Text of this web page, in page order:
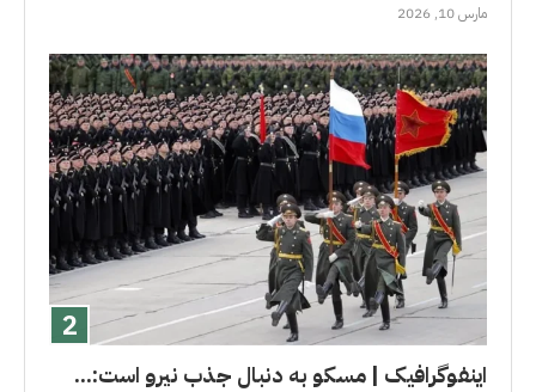
مارس 10, 2026
اینفوگرافیک | مسکو به دنبال جذب نیرو است:...